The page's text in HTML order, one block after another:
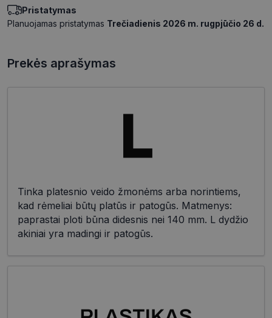
Pristatymas
Planuojamas pristatymas Trečiadienis 2026 m. rugpjūčio 26 d.
Prekės aprašymas
Tinka platesnio veido žmonėms arba norintiems,
kad rėmeliai būtų platūs ir patogūs. Matmenys:
paprastai ploti būna didesnis nei 140 mm. L dydžio
akiniai yra madingi ir patogūs.